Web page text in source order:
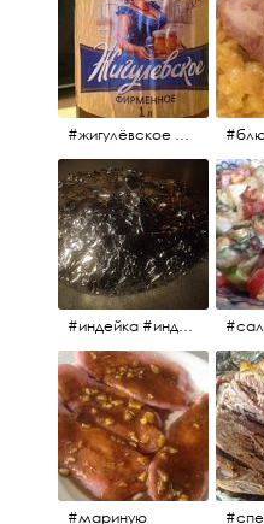
#жигулёвское #пиво #свежеепиво #beer #напиток
#индейка #индейкавфольге #еда #мясоиндейки 🚀
#мариную